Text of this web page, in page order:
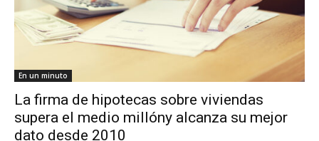
En un minuto
La firma de hipotecas sobre viviendas
supera el medio millóny alcanza su mejor
dato desde 2010